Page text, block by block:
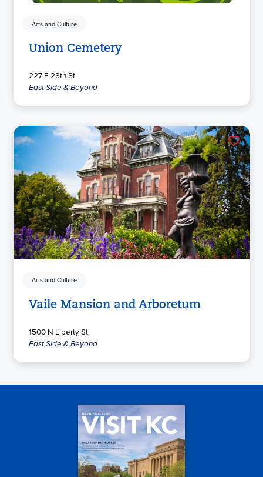
Arts and Culture
Union Cemetery
227 E 28th St.
East Side & Beyond
Arts and Culture
Vaile Mansion and Arboretum
1500 N Liberty St.
East Side & Beyond